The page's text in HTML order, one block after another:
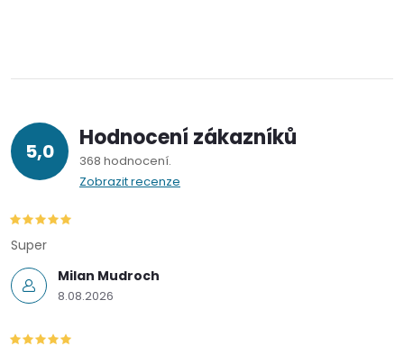
k
y
v
ý
p
i
s
u
5,0 Hodnocení zákazníků
368 hodnocení
Zobrazit recenze
Milan Mudroch
8.08.2026
Super